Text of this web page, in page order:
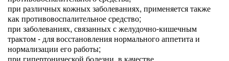
при различных кожных заболеваниях, применяется также
как противовоспалительное средство;
при заболеваниях, связанных с желудочно-кишечным
трактом - для восстановления нормального аппетита и
нормализации его работы;